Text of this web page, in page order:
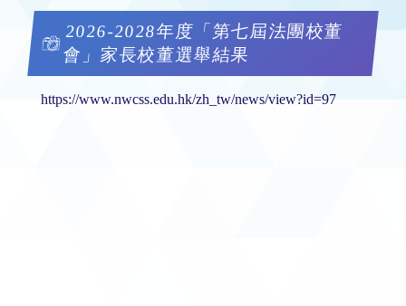
2026-2028年度「第七屆法團校董
會」家長校董選舉結果
https://www.nwcss.edu.hk/zh_tw/news/view?id=97